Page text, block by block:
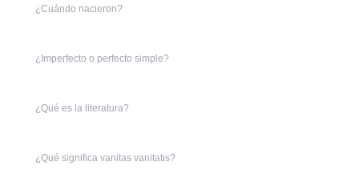
¿Cuándo nacieron?
¿Imperfecto o perfecto simple?
¿Qué es la literatura?
¿Qué significa vanitas vanitatis?